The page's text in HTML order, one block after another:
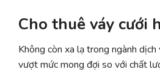
Cho thuê váy cưới
Không còn xa lạ trong ngành
vượt mức mong đợi so với chất